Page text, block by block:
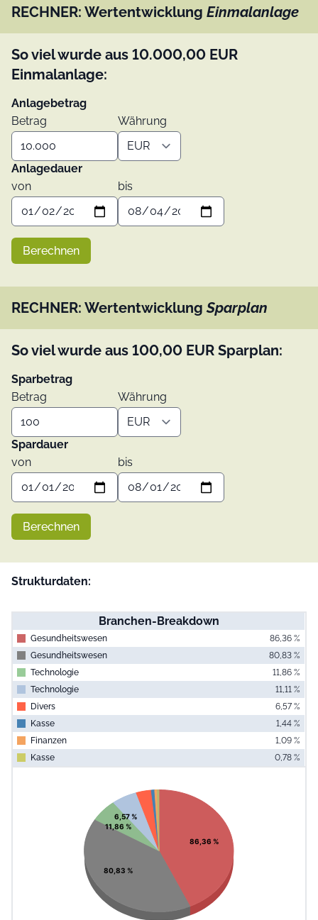
RECHNER: Wertentwicklung Einmalanlage
So viel wurde aus 10.000,00 EUR
Einmalanlage:
Anlagebetrag
Betrag
Währung
Anlagedauer
von
bis
Berechnen
RECHNER: WertentwicklungSparplan
So viel wurde aus 100,00 EUR Sparplan:
Sparbetrag
Betrag
Währung
Spardauer
von
bis
Berechnen
Strukturdaten:
Branchen-Breakdown
Gesundheitswesen
86,36 %
Gesundheitswesen
80,83 %
Technologie
11,86 %
Technologie
11,11 %
Divers
6,57 %
Kasse
1,44 %
Finanzen
1,09 %
Kasse
0,78 %
Pie chart with 8 slices.
View as data table, Chart
86,36 %
80,83 %
11,86 %
6,57 %